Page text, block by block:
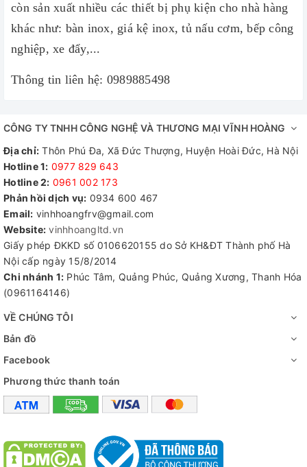
còn sản xuất nhiều các thiết bị phụ kiện cho nhà hàng
khác như: bàn inox, giá kệ inox, tủ nấu cơm, bếp công
nghiệp, xe đẩy,...
Thông tin liên hệ: 0989885498
CÔNG TY TNHH CÔNG NGHỆ VÀ THƯƠNG MẠI VĨNH HOÀNG
Địa chỉ: Thôn Phú Đa, Xã Đức Thượng, Huyện Hoài Đức, Hà Nội
Hotline 1: 0977 829 643
Hotline 2: 0961 002 173​
Phản hồi dịch vụ: 0934 600 467
Email: vinhhoangfrv@gmail.com
Website: vinhhoangltd.vn
Giấy phép ĐKKD số 0106620155 do Sở KH&ĐT Thành phố Hà
Nội cấp ngày 15/8/2014
Chi nhánh 1: Phúc Tâm, Quảng Phúc, Quảng Xương, Thanh Hóa
(0961164146)
VỀ CHÚNG TÔI
Bản đồ
Facebook
Phương thức thanh toán